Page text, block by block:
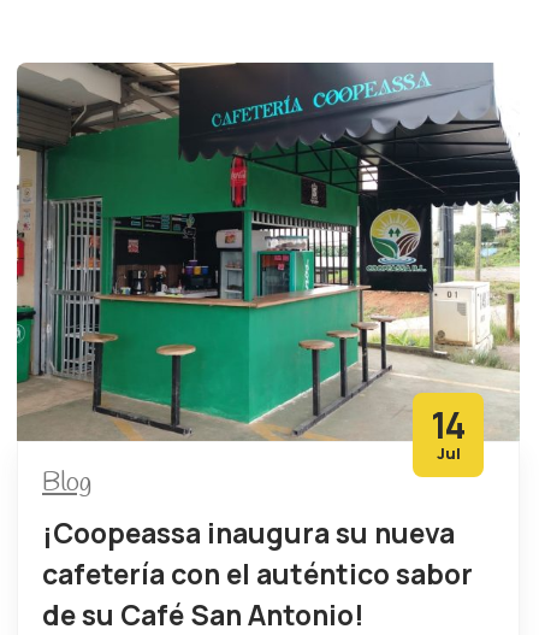
14
Jul
Blog
¡Coopeassa inaugura su nueva
cafetería con el auténtico sabor
de su Café San Antonio!